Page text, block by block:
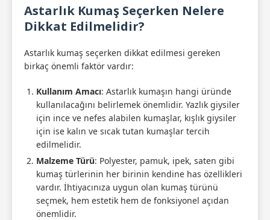
Astarlık Kumaş Seçerken Nelere
Dikkat Edilmelidir?
Astarlık kumaş seçerken dikkat edilmesi gereken
birkaç önemli faktör vardır:
Kullanım Amacı: Astarlık kumaşın hangi üründe
kullanılacağını belirlemek önemlidir. Yazlık giysiler
için ince ve nefes alabilen kumaşlar, kışlık giysiler
için ise kalın ve sıcak tutan kumaşlar tercih
edilmelidir.
Malzeme Türü: Polyester, pamuk, ipek, saten gibi
kumaş türlerinin her birinin kendine has özellikleri
vardır. İhtiyacınıza uygun olan kumaş türünü
seçmek, hem estetik hem de fonksiyonel açıdan
önemlidir.